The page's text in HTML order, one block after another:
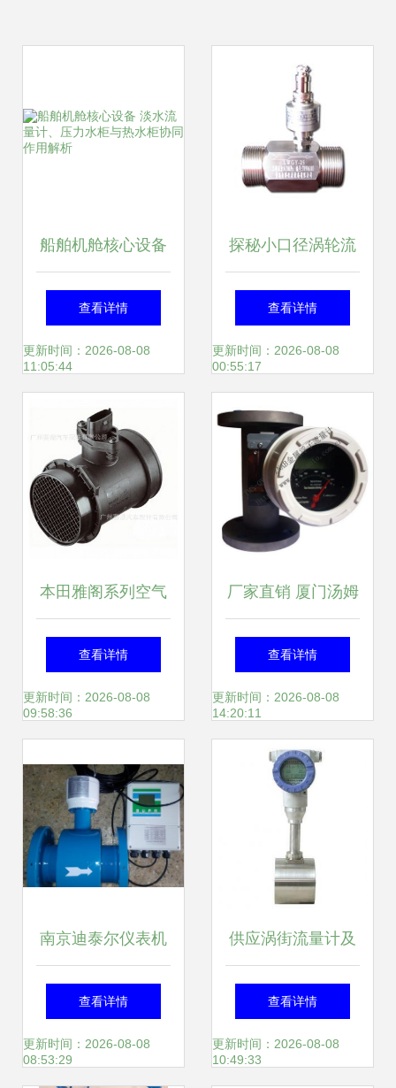
船舶机舱核心设备
淡水流量计、压力
水柜与热水柜协同
作用解析
查看详情
更新时间：2026-08-08
11:05:44
探秘小口径涡轮流
量计与冷却液流量
计 河南郑州高品质
查看详情
更新时间：2026-08-08
00:55:17
本田雅阁系列空气
流量计详解 适配
CB3至CP2型号的
查看详情
更新时间：2026-08-08
09:58:36
厂家直销 厦门汤姆
斯TMS-QY3F系列
金属管流量计 ——
精准测流，品质源
于专业
查看详情
更新时间：2026-08-08
14:20:11
南京迪泰尔仪表机
电设备简介、联系
方式及主营流量计
查看详情
更新时间：2026-08-08
08:53:29
供应涡街流量计及
温压补偿功能介绍
_仪器仪表_世界工
查看详情
更新时间：2026-08-08
10:49:33